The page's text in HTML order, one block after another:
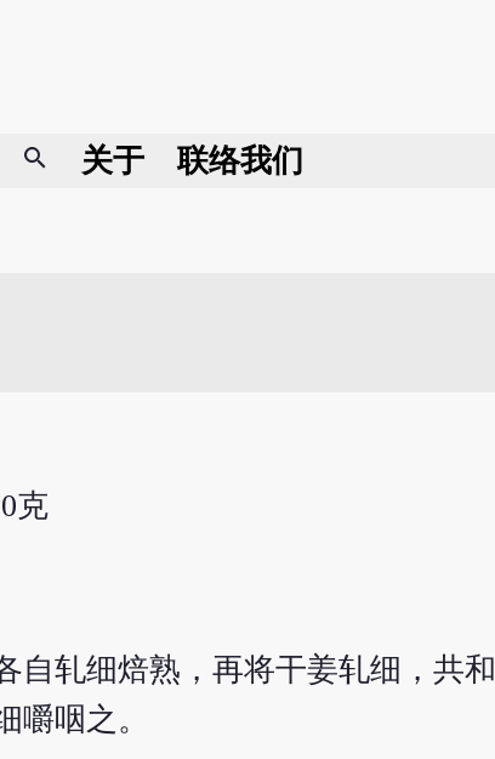
search 关于 联络我们
克
轧细焙熟，再将干姜轧细，共
咽之。